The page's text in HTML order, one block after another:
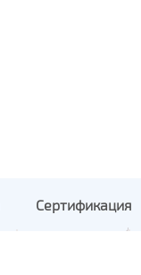
Сертификация